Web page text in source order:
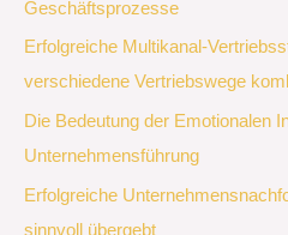
Geschäftsprozesse
Erfolgreiche Multikanal-
verschiedene Vertriebswege
Die Bedeutung der Emotionalen
Unternehmensführung
Erfolgreiche
sinnvoll übergebt